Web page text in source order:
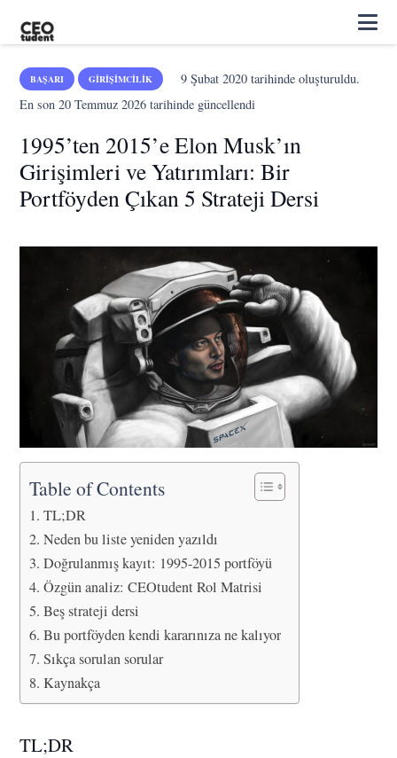
BAŞARI GIRIŞIMCILIK 9 Şubat 2020tarihinde oluşturuldu.
En son20 Temmuz 2026 tarihinde güncellendi
1995’ten 2015’e Elon Musk’ın
Girişimleri ve Yatırımları: Bir
Portföyden Çıkan 5 Strateji Dersi
Table of Contents
TL;DR
Neden bu liste yeniden yazıldı
Doğrulanmış kayıt: 1995-2015 portföyü
Özgün analiz: CEOtudent Rol Matrisi
Beş strateji dersi
Bu portföyden kendi kararınıza ne kalıyor
Sıkça sorulan sorular
Kaynakça
TL;DR